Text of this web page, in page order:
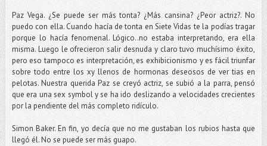
Paz Vega. ¿Se puede ser más tonta? ¿Más cansina? ¿Peor actriz?. No
puedo con ella. Cuando hacía de tonta en Siete Vidas te la podías tragar
porque lo hacía fenomenal. Lógico..no estaba interpretando, era ella
misma. Luego le ofrecieron salir desnuda y claro tuvo muchísimo éxito,
pero eso tampoco es interpretación, es exhibicionismo y es fácil triunfar
sobre todo entre los xy llenos de hormonas deseosos de ver tias en
pelotas. Nuestra querida Paz se creyó actriz, se subió a la parra, pensó
que era una sex symbol y se ha ido deslizando a velocidades crecientes
por la pendiente del más completo ridículo.
Simon Baker. En fin, yo decía que no me gustaban los rubios hasta que
llegó él. No se puede ser más guapo.